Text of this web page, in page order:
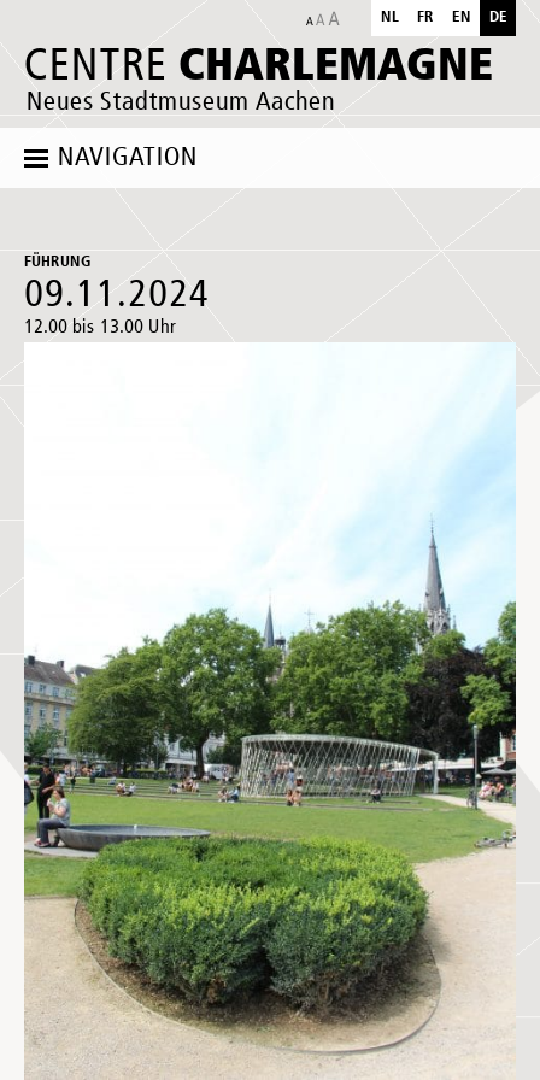
CENTRE CHARLEMAGNE
Neues Stadtmuseum Aachen
NL FR EN DE
NAVIGATION
FÜHRUNG
09.11.2024
12.00 bis 13.00 Uhr